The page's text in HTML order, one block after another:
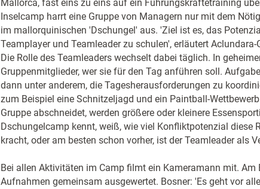
Mallorca, fast eins zu eins auf ein Führungskräftetraining
Inselcamp harrt eine Gruppe von Managern nur mit dem
im mallorquinischen 'Dschungel' aus. 'Ziel ist es, das
Teamplayer und Teamleader zu schulen', erläutert
Die Rolle des Teamleaders wechselt dabei täglich. In
Gruppenmitglieder, wer sie für den Tag anführen soll.
dann unter anderem, die Tagesherausforderungen zu
zum Beispiel eine Schnitzeljagd und ein Paintball-
Gruppe abschneidet, werden größere oder kleinere
Dschungelcamp kennt, weiß, wie viel Konfliktpotenzial diese
kracht, oder am besten schon vorher, ist der Teamleader als
Bei allen Aktivitäten im Camp filmt ein Kameramann mit. Am
Aufnahmen gemeinsam ausgewertet. Bosner: 'Es geht vor